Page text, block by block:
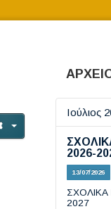
Ιούλιος
2026-
13/07/2026
ΣΧΟΛΙΚΑ
2027